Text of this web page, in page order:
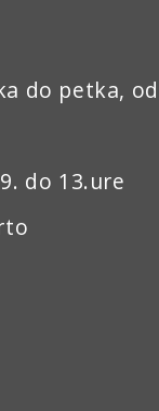
do petka,
do 13.ure